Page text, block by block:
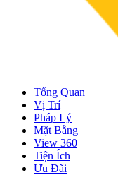
Tổng Quan
Vị Trí
Pháp Lý
Mặt Bằng
View 360
Tiện Ích
Ưu Đãi